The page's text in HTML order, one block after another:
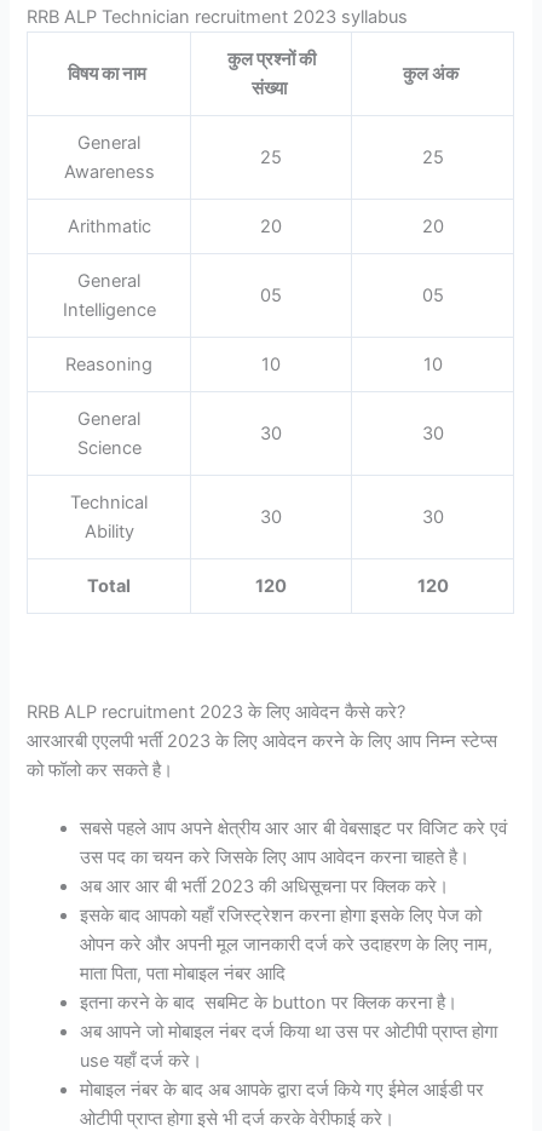
RRB ALP Technician recruitment 2023 syllabus
विषय का नाम
कुल प्रश्नों की
संख्या
कुल अंक
General
Awareness
25 25
Arithmatic 20 20
General
Intelligence
05 05
Reasoning 10 10
General
Science
30 30
Technical
Ability
30 30
Total 120 120
RRB ALP recruitment 2023 के लिए आवेदन कैसे करे?
आरआरबी एएलपी भर्ती 2023 के लिए आवेदन करने के लिए आप निम्न स्टेप्स
को फॉलो कर सकते है।
सबसे पहले आप अपने क्षेत्रीय आर आर बी वेबसाइट पर विजिट करे एवं
उस पद का चयन करे जिसके लिए आप आवेदन करना चाहते है।
अब आर आर बी भर्ती 2023 की अधिसूचना पर क्लिक करे।
इसके बाद आपको यहाँ रजिस्ट्रेशन करना होगा इसके लिए पेज को
ओपन करे और अपनी मूल जानकारी दर्ज करे उदाहरण के लिए नाम,
माता पिता, पता मोबाइल नंबर आदि
इतना करने के बाद सबमिट के button पर क्लिक करना है।
अब आपने जो मोबाइल नंबर दर्ज किया था उस पर ओटीपी प्राप्त होगा
use यहाँ दर्ज करे।
मोबाइल नंबर के बाद अब आपके द्वारा दर्ज किये गए ईमेल आईडी पर
ओटीपी प्राप्त होगा इसे भी दर्ज करके वेरीफाई करे।